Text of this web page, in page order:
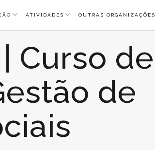
ATIVIDADES OUTRAS ORGANIZAÇÕES
Curso de
de